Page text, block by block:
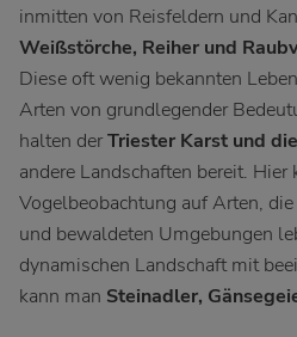
inmitten von Reisfeldern und
Weißstörche, Reiher und
Diese oft wenig bekannten
Arten von grundlegender
halten derTriester Karst und
andere Landschaften bereit.
Vogelbeobachtung auf Arten,
und bewaldeten Umgebungen
dynamischen Landschaft mit
kann man Steinadler,